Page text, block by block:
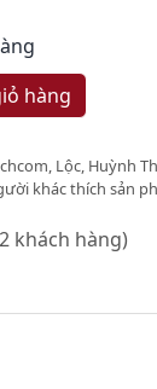
hàng
Lộc, Huỳnh
khác thích sản
khách hàng)